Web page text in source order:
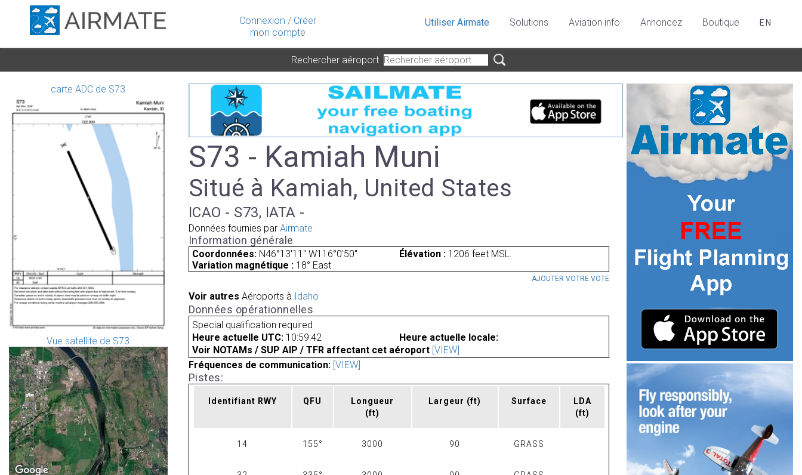
Connexion / Créer
mon compte
Utiliser Airmate Solutions Aviation info Annoncez Boutique EN
Rechercher aéroport
carte ADC de S73
Vue satellite de S73
S73 - Kamiah Muni
Situé à Kamiah, United States
ICAO - S73, IATA -
Données fournies par Airmate
Information générale
Coordonnées: N46°13'11" W116°0'50" Élévation :1206 feet MSL.
Variation magnétique : 18° East
AJOUTER VOTRE VOTE
Voir autres Aéroports à Idaho
Données opérationnelles
Special qualification required
Heure actuelle UTC: 10:59:42
Heure actuelle locale:
Voir NOTAMs / SUP AIP / TFR affectant cet aéroport [VIEW]
Fréquences de communication: [VIEW]
Pistes:
Identifiant RWY QFU
Longueur
(ft)
Largeur (ft) Surface
LDA
(ft)
14 155° 3000 90 GRASS